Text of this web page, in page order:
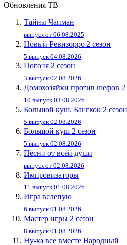
Обновления ТВ
Тайны Чапман
выпуск от 06.08.2025
Новый Ревизорро 2 сезон
5 выпуск 04.08.2026
Погоня 2 сезон
3 выпуск 02.08.2026
Домохозяйки против шефов 2
10 выпуск 03.08.2026
Большой куш. Бангкок 2 сезон
5 выпуск 02.08.2026
Большой куш 2 сезон
5 выпуск 02.08.2026
Песни от всей души
выпуск от 02.08.2026
Импровизаторы
11 выпуск 01.08.2026
Игра вслепую
6 выпуск 01.08.2026
Мастер игры 2 сезон
8 выпуск 01.08.2026
Ну-ка все вместе Народный